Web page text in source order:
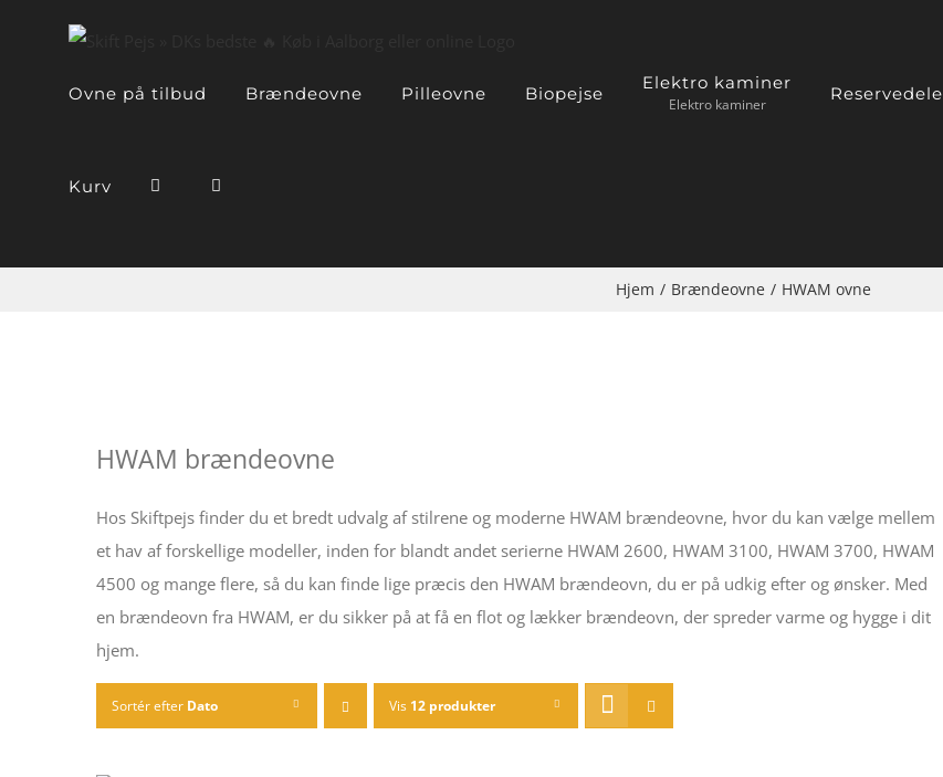
Ovne på tilbud Brændeovne Pilleovne Biopejse
Elektro kaminer
Elektro kaminer
Reservedele
Kurv
Hjem / Brændeovne / HWAM ovne
HWAM brændeovne
Hos Skiftpejs finder du et bredt udvalg af stilrene og moderne HWAM brændeovne, hvor du kan vælge mellem
et hav af forskellige modeller, inden for blandt andet serierne HWAM 2600, HWAM 3100, HWAM 3700, HWAM
4500 og mange flere, så du kan finde lige præcis den HWAM brændeovn, du er på udkig efter og ønsker. Med
en brændeovn fra HWAM, er du sikker på at få en flot og lækker brændeovn, der spreder varme og hygge i dit
hjem.
Sortér efter Dato Vis 12 produkter